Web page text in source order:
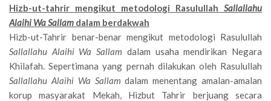
Hizb-ut-tahrir mengikut metodologi Rasulullah Sallallahu
Alaihi Wa Sallam dalam berdakwah
Hizb-ut-Tahrir benar-benar mengikut metodologi Rasulullah
Sallallahu Alaihi Wa Sallam dalam usaha mendirikan Negara
Khilafah. Sepertimana yang pernah dilakukan oleh Rasulullah
Sallallahu Alaihi Wa Sallam dalam menentang amalan-amalan
korup masyarakat Mekah, Hizbut Tahrir berjuang secara